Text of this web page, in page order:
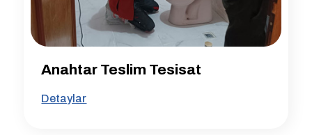
Anahtar Teslim Tesisat
Detaylar